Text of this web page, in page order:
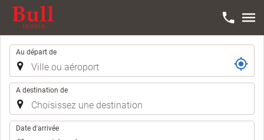
Trajet
Au départ de
A destination de
Date d'arrivée